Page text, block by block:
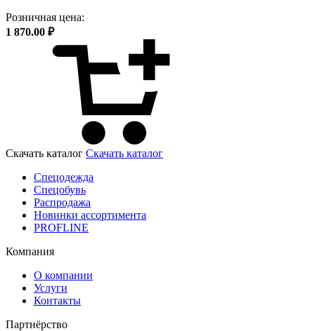
Розничная цена:
1 870.00 ₽
Скачать каталог Скачать каталог
Спецодежда
Спецобувь
Распродажа
Новинки ассортимента
PROFLINE
Компания
О компании
Услуги
Контакты
Партнёрство